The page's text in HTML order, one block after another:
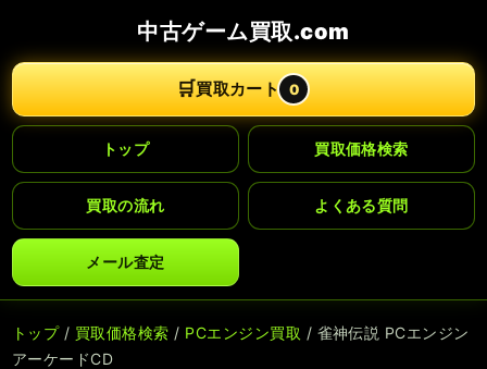
中古ゲーム買取.com
🛒買取カート 0
トップ 買取価格検索
買取の流れ よくある質問
メール査定
トップ/ 買取価格検索 / PCエンジン買取 / 雀神伝説 PCエンジン
アーケードCD